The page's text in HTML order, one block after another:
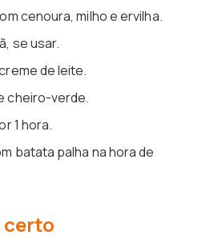
cenoura, milho e ervilha.
se usar.
de leite.
cheiro-verde.
1 hora.
batata palha na hora de
certo